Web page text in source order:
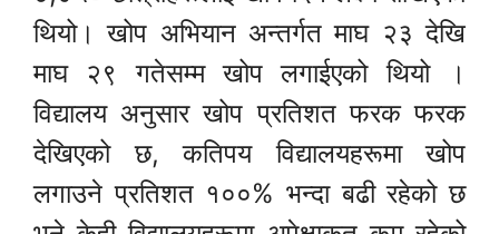
थियो। खोप अभियान अन्तर्गत माघ २३ देखि
माघ २९ गतेसम्म खोप लगाईएको थियो ।
विद्यालय अनुसार खोप प्रतिशत फरक फरक
देखिएको छ, कतिपय विद्यालयहरूमा खोप
लगाउने प्रतिशत १००% भन्दा बढी रहेको छ